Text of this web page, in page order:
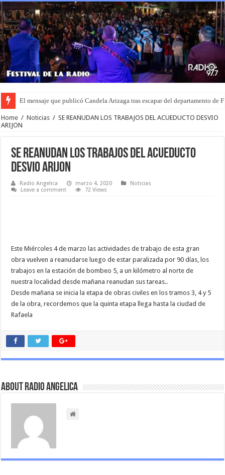
El mensaje que publicó Candela Arizaga tras escapar del departamento de
Home / Noticias / SE REANUDAN LOS TRABAJOS DEL ACUEDUCTO DESVIO
ARIJON
SE REANUDAN LOS TRABAJOS DEL ACUEDUCTO
DESVIO ARIJON
Radio Angelica marzo 4, 2020
Noticias
Leave a comment
72 Views
Este Miércoles 4 de marzo las actividades de trabajo de esta gran
obra vuelven a reanudarse luego de estar paralizada por 90 días, los
trabajos en la estación de bombeo 5, a un kilómetro al norte de
nuestra localidad desde mañana reanudan sus tareas..
Desde mañana se inicia la etapa de obras civiles en los tramos 3, 4 y 5
de la obra, recordemos que la quinta etapa llega hasta la ciudad de
Rafaela
About Radio Angelica